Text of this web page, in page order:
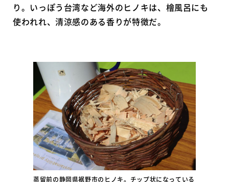
り。いっぽう台湾など海外のヒノキは、檜風呂にも
使われれ、清涼感のある香りが特徴だ。
蒸留前の静岡県裾野市のヒノキ。チップ状になっている